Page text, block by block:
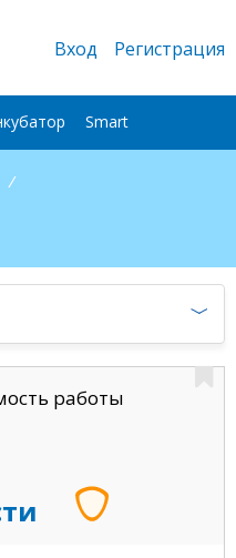
/
работы
Вход Регистрация
Smart